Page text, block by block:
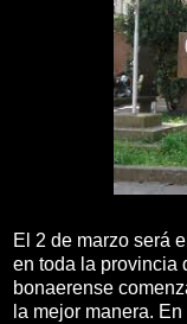
El 2 de marzo será
en toda la provincia
bonaerense
la mejor manera.